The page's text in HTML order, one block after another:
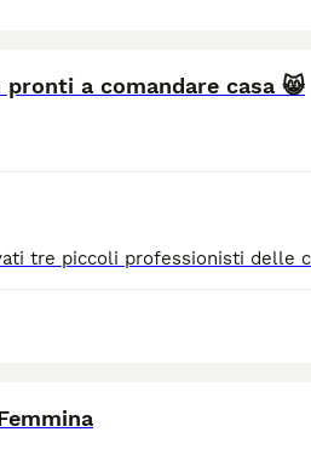
a comandare casa 😸